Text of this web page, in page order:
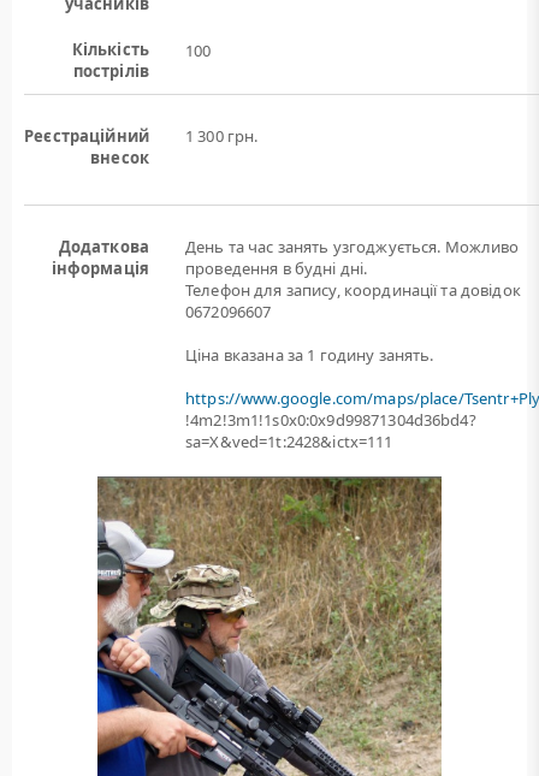
Кількість
пострілів
100
Реєстраційний
внесок
1 300 грн.
Додаткова
інформація
День та час занять узгоджується. Можливо
проведення в будні дні.
Телефон для запису, координації та довідок
0672096607
Ціна вказана за 1 годину занять.
https://www.google.com/maps/place/
!4m2!3m1!1s0x0:0x9d99871304d36bd4?
sa=X&ved=1t:2428&ictx=111